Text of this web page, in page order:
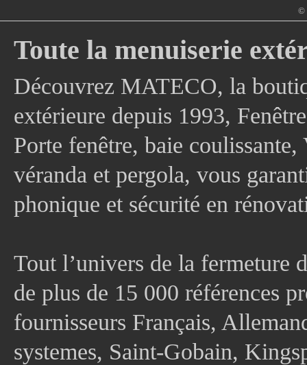
©
Toute la menuiserie
Découvrez MATECO, la
extérieure depuis 1993,
Porte fenêtre, baie
véranda et pergola, vous
phonique et sécurité en
Tout l’univers de la fermeture
de plus de 15 000 références
fournisseurs Français,
systemes, Saint-Gobain,